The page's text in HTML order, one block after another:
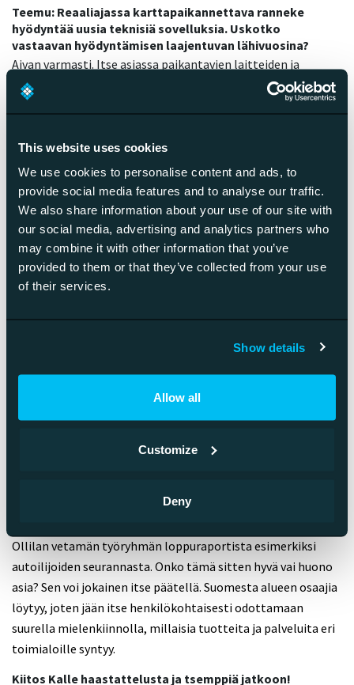
This website uses cookies
We use cookies to personalise content and ads, to
provide social media features and to analyse our traffic.
We also share information about your use of our site with
our social media, advertising and analytics partners who
may combine it with other information that you’ve
provided to them or that they’ve collected from your use
of their services.
Show details
Allow all
Customize
Deny
Teemu: Reaaliajassa karttapaikannettava ranneke
hyödyntää uusia teknisiä sovelluksia. Uskotko
vastaavan hyödyntämisen laajentuvan lähivuosina?
Aivan varmasti. Itse asiassa paikantavien laitteiden ja
palveluiden käyttö tulee räjähtämään lähivuosina. Vain
taivas on rajana, mitä ominaisuuksia vastaavanlaisiin
tunnetusti voidaan taivuttaa vaikka minkälaisiin
käyttötarkoituksiin. Käytännön haasteina ovat useimmiten
uusien sovelluskohteiden keksiminen ja muutamat tekniset
rajoitteet paikantavissa laitteissa (kuten akun kesto).
Confienta karttapalvelun kuvakaappaus
koko ajan lähemmäksi tavallisen ihmisen arkea. Millaisia
Kyllä ihmisten ”seuranta” yleisellä tasolla tulee varmasti
Ollilan vetamän työryhmän loppuraportista esimerkiksi
autoilijoiden seurannasta. Onko tämä sitten hyvä vai huono
asia? Sen voi jokainen itse päätellä. Suomesta alueen osaajia
löytyy, joten jään itse henkilökohtaisesti odottamaan
suurella mielenkiinnolla, millaisia tuotteita ja palveluita eri
toimialoille syntyy.
Kiitos Kalle haastattelusta ja tsemppiä jatkoon!